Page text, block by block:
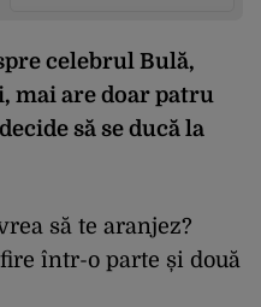
celebrul Bulă,
mai are doar patru
să se ducă la
să te aranjez?
într-o parte și două